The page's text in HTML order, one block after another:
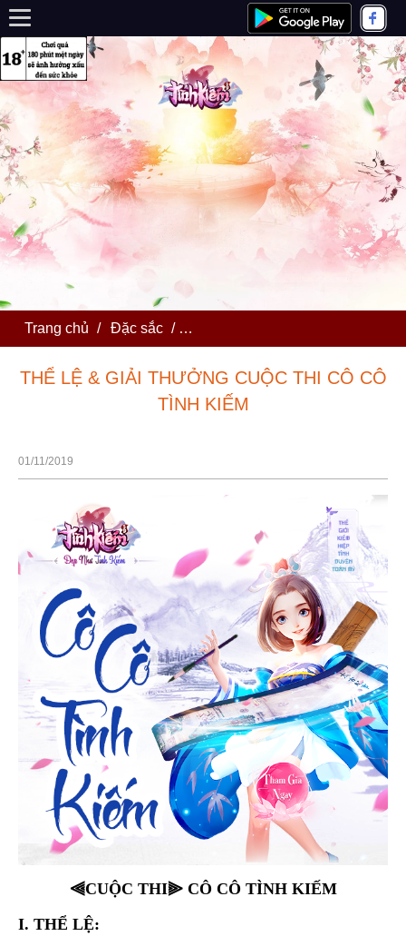
Trang chủ / Đặc sắc / THỂ LỆ & GIẢI THƯỞNG CUỘC
THỂ LỆ & GIẢI THƯỞNG CUỘC THI CÔ CÔ
TÌNH KIẾM
01/11/2019
⫷CUỘC THI⫸ CÔ CÔ TÌNH KIẾM
I. THỂ LỆ: